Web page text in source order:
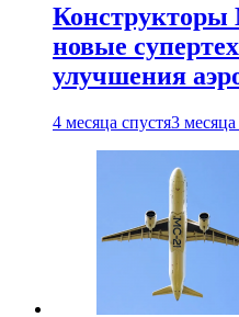
новые
улучшения
4 месяца спустя3 месяца